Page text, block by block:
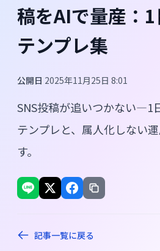
稿をAIで量産：
テンプレ集
公開日 2025年11月25日 8:01
SNS投稿が追いつかない—1
テンプレと、属人化しない
す。
記事一覧に戻る